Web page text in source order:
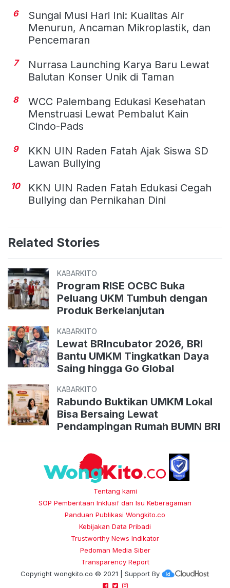
6
Sungai Musi Hari Ini: Kualitas Air
Menurun, Ancaman Mikroplastik, dan
Pencemaran
7
Nurrasa Launching Karya Baru Lewat
Balutan Konser Unik di Taman
8
WCC Palembang Edukasi Kesehatan
Menstruasi Lewat Pembalut Kain
Cindo-Pads
9
KKN UIN Raden Fatah Ajak Siswa SD
Lawan Bullying
10
KKN UIN Raden Fatah Edukasi Cegah
Bullying dan Pernikahan Dini
Related Stories
KABARKITO
Program RISE OCBC Buka
Peluang UKM Tumbuh dengan
Produk Berkelanjutan
KABARKITO
Lewat BRIncubator 2026, BRI
Bantu UMKM Tingkatkan Daya
Saing hingga Go Global
KABARKITO
Rabundo Buktikan UMKM Lokal
Bisa Bersaing Lewat
Pendampingan Rumah BUMN BRI
Tentang kami
SOP Pemberitaan Inklusif dan Isu Keberagaman
Panduan Publikasi Wongkito.co
Kebijakan Data Pribadi
Trustworthy News Indikator
Pedoman Media Siber
Transparency Report
Copyright wongkito.co © 2021 | Support By